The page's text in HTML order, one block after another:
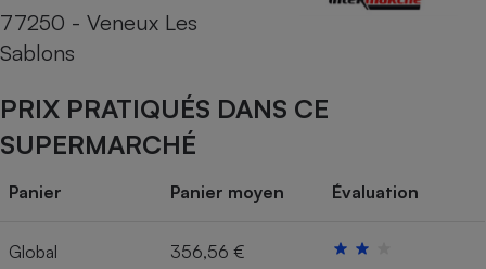
77250 - Veneux Les
Sablons
PRIX PRATIQUÉS DANS CE
SUPERMARCHÉ
Panier Panier moyen Évaluation
Global 356,56 €